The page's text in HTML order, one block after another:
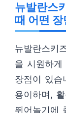
뉴발란스
때 어떤
뉴발란스키
을 시원하게
장점이 있습
용이하며,
뛰어놀기에